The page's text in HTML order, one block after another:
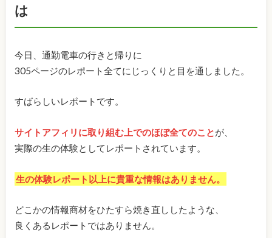
は
今日、通勤電車の行きと帰りに
305ページのレポート全てにじっくりと目を通しました。
すばらしいレポートです。
サイトアフィリに取り組む上でのほぼ全てのことが、
実際の生の体験としてレポートされています。
生の体験レポート以上に貴重な情報はありません。
どこかの情報商材をひたすら焼き直ししたような、
良くあるレポートではありません。